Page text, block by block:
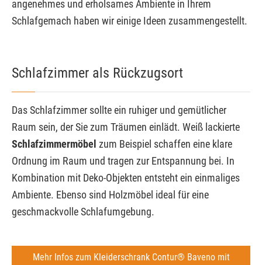
angenehmes und erholsames Ambiente in Ihrem
Schlafgemach haben wir einige Ideen zusammengestellt.
Schlafzimmer als Rückzugsort
Das Schlafzimmer sollte ein ruhiger und gemütlicher
Raum sein, der Sie zum Träumen einlädt. Weiß lackierte
Schlafzimmermöbel zum Beispiel schaffen eine klare
Ordnung im Raum und tragen zur Entspannung bei. In
Kombination mit Deko-Objekten entsteht ein einmaliges
Ambiente. Ebenso sind Holzmöbel ideal für eine
geschmackvolle Schlafumgebung.
Mehr Infos zum Kleiderschrank Contur® Baveno mit